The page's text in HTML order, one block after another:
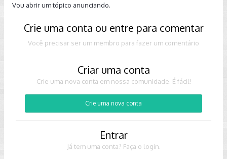
Vou abrir um tópico anunciando.
Crie uma conta ou entre para comentar
Você precisar ser um membro para fazer um comentário
Criar uma conta
Crie uma nova conta em nossa comunidade. É fácil!
Crie uma nova conta
Entrar
Já tem uma conta? Faça o login.